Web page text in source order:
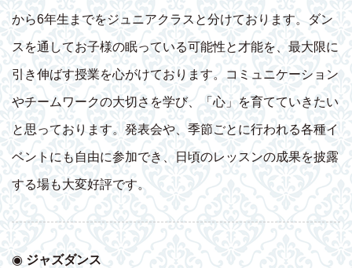
から6年生までをジュニアクラスと分けております。ダン
スを通してお子様の眠っている可能性と才能を、最大限に
引き伸ばす授業を心がけております。コミュニケーション
やチームワークの大切さを学び、「心」を育てていきたい
と思っております。発表会や、季節ごとに行われる各種イ
ベントにも自由に参加でき、日頃のレッスンの成果を披露
する場も大変好評です。
◉ ジャズダンス